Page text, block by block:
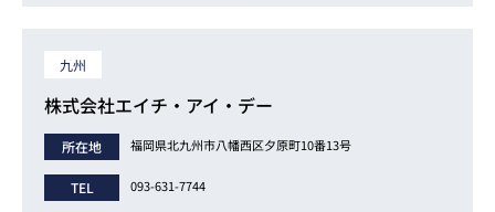
九州
株式会社エイチ・アイ・デー
所在地 福岡県北九州市八幡西区夕原町10番13号
TEL 093-631-7744